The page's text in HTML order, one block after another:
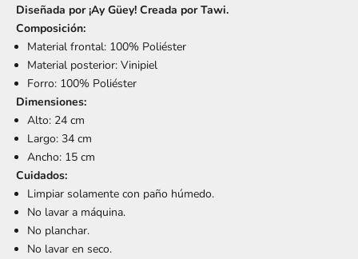
Diseñada por ¡Ay Güey! Creada por Tawi.
Composición:
Material frontal: 100% Poliéster
Material posterior: Vinipiel
Forro: 100% Poliéster
Dimensiones:
Alto: 24 cm
Largo: 34 cm
Ancho: 15 cm
Cuidados:
Limpiar solamente con paño húmedo.
No lavar a máquina.
No planchar.
No lavar en seco.